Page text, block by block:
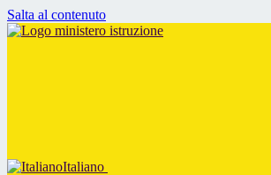
Salta al contenuto
Italiano